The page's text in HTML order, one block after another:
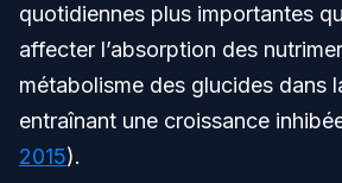
quotidiennes plus importantes
affecter l’absorption des
métabolisme des glucides dans
entraînant une croissance
2015).